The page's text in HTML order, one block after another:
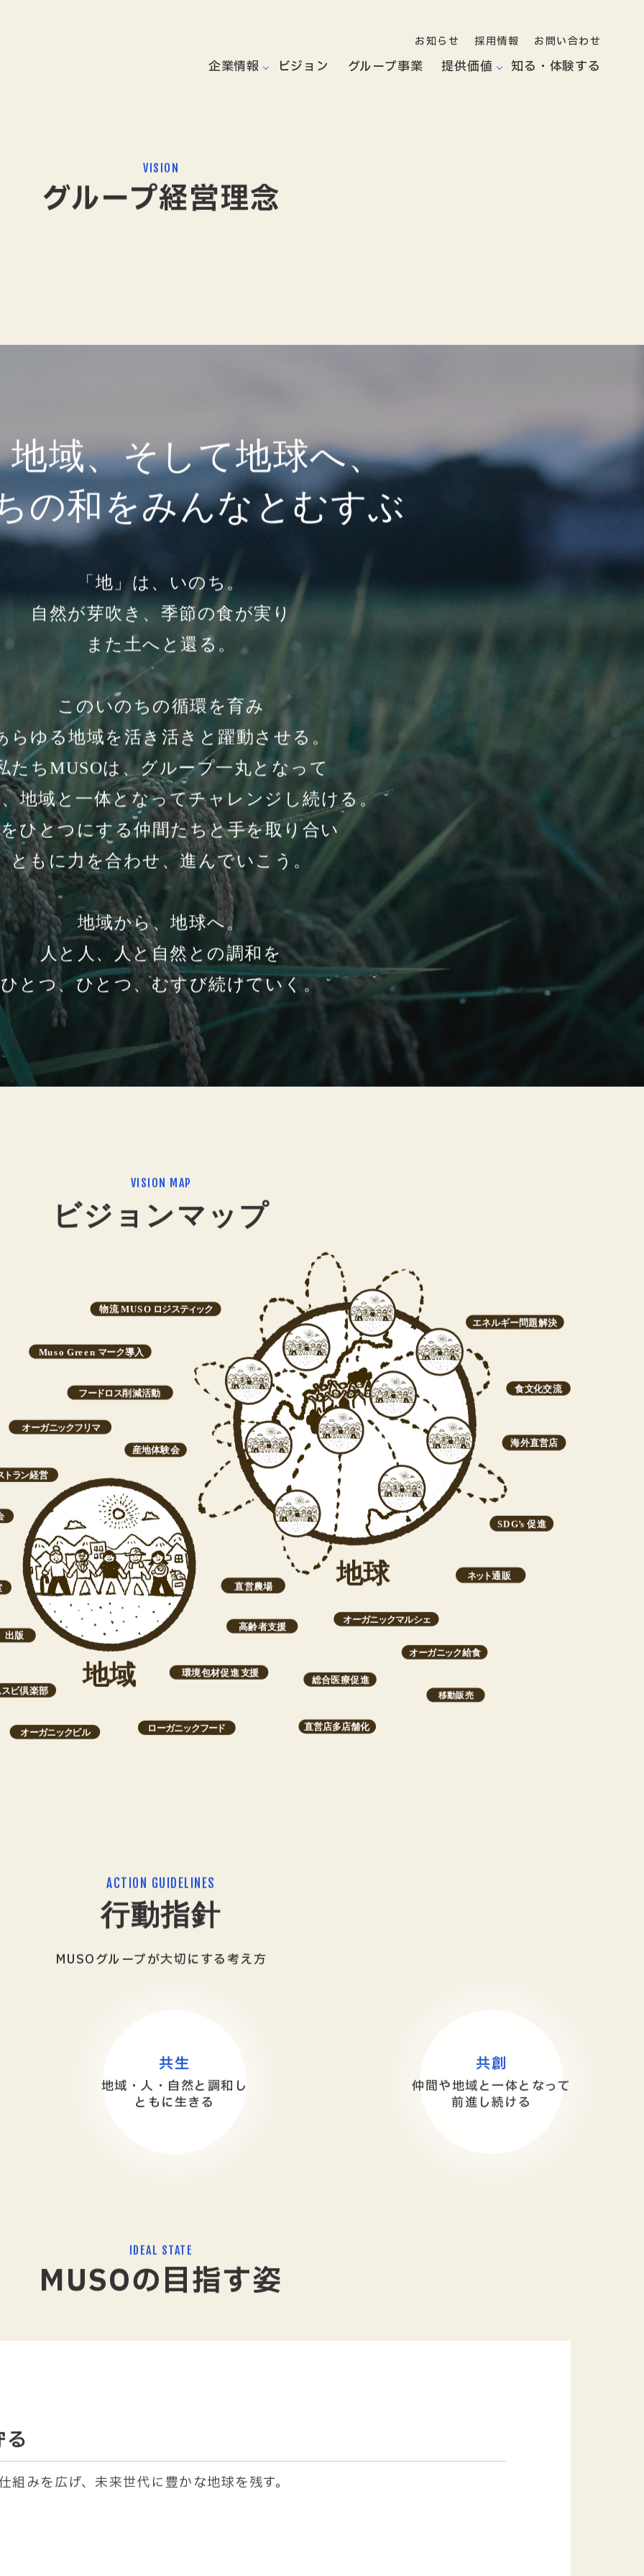
お知らせ 採用情報 お問い合わせ
企業情報 ビジョン グループ事業 提供価値 知る・体験する
VISION
グループ経営理念
地域、そして地球へ、
の和をみんなとむすぶ
「地」は、いのち。
自然が芽吹き、季節の食が実り
また土へと還る。
このいのちの循環を育み
らゆる地域を活き活きと躍動させる。
たちMUSOは、グループ一丸となって
地域と一体となってチャレンジし続ける。
ひとつにする仲間たちと手を取り合い
ともに力を合わせ、進んでいこう。
地域から、地球へ。
人と人、人と自然との調和を
ひとつ、ひとつ、むすび続けていく。
ビジョンマップ
ACTION GUIDELINES
行動指針
共生
地域・人・自然と調和し
共創
仲間や地域と一体となって
IDEAL STATE
MUSOの目指す姿
る